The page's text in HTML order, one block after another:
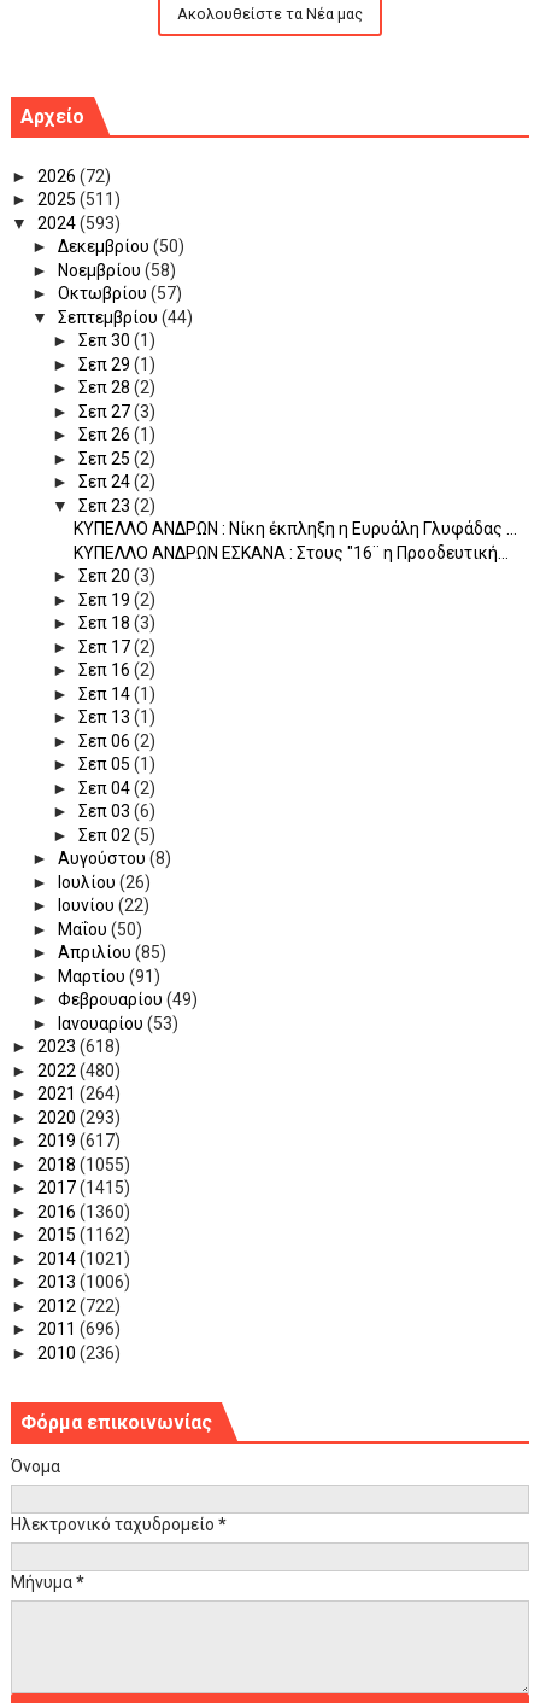
Ακολουθείστε τα Νέα μας
Αρχείο
► 2026 (72)
► 2025 (511)
▼ 2024(593)
► Δεκεμβρίου (50)
►
Νοεμβρίου (58)
► Οκτωβρίου (57)
▼ Σεπτεμβρίου (44)
► Σεπ 30 (1)
► Σεπ 29 (1)
► Σεπ 28 (2)
► Σεπ 27(3)
► Σεπ 26 (1)
► Σεπ 25 (2)
► Σεπ 24(2)
▼ Σεπ 23 (2)
ΚΥΠΕΛΛΟ ΑΝΔΡΩΝ : Νίκη έκπληξη η Ευρυάλη Γλυφάδας ...
ΚΥΠΕΛΛΟ ΑΝΔΡΩΝ ΕΣΚΑΝΑ : Στους "16¨ η Προοδευτική...
► Σεπ 20 (3)
► Σεπ 19 (2)
► Σεπ 18 (3)
► Σεπ 17(2)
► Σεπ 16 (2)
► Σεπ 14(1)
► Σεπ 13 (1)
► Σεπ 06 (2)
► Σεπ 05 (1)
► Σεπ 04(2)
► Σεπ 03 (6)
► Σεπ 02 (5)
► Αυγούστου (8)
►
Ιουλίου (26)
►
Ιουνίου (22)
►
Μαΐου (50)
► Απριλίου (85)
►
Μαρτίου (91)
► Φεβρουαρίου (49)
►
Ιανουαρίου (53)
► 2023 (618)
► 2022 (480)
► 2021 (264)
► 2020 (293)
► 2019 (617)
► 2018 (1055)
► 2017(1415)
► 2016 (1360)
► 2015 (1162)
► 2014(1021)
► 2013 (1006)
► 2012 (722)
► 2011 (696)
► 2010 (236)
Φόρμα επικοινωνίας
Όνομα
Ηλεκτρονικό ταχυδρομείο *
Μήνυμα*